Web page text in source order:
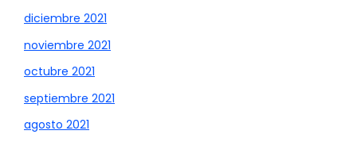
diciembre 2021
noviembre 2021
octubre 2021
septiembre 2021
agosto 2021